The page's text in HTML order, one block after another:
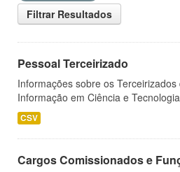
Filtrar Resultados
Pessoal Terceirizado
Informações sobre os
Informação em Ciência e
CSV
Cargos Comissionados e